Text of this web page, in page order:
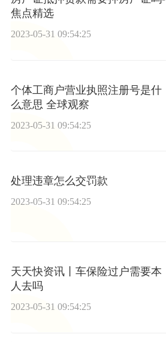
焦点精选
2023-05-31 09:54:25
个体工商户营业执照注册号是什
么意思 全球观察
2023-05-31 09:54:25
处理违章怎么交罚款
2023-05-31 09:54:25
天天快资讯丨车保险过户需要本
人去吗
2023-05-31 09:54:25